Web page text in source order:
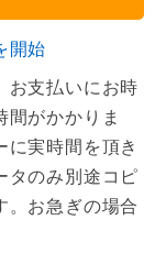
開始
お支払いにお時
がかかりま
実時間を頂き
タのみ別途コピ
。お急ぎの場合